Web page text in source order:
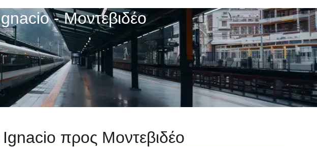
- Μοντεβιδέο
προς Μοντεβιδέο